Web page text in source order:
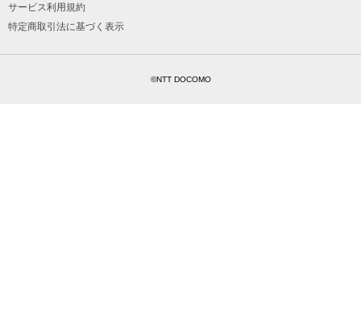
サービス利用規約
特定商取引法に基づく表示
©NTT DOCOMO